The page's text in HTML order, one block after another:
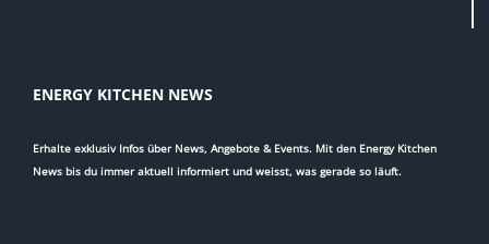
ENERGY KITCHEN NEWS
Erhalte exklusiv Infos über News, Angebote & Events. Mit den Energy Kitchen
News bis du immer aktuell informiert und weisst, was gerade so läuft.